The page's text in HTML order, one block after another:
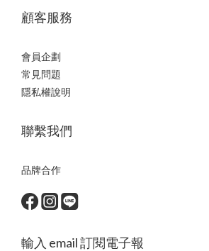
顧客服務
會員企劃
常見問題
隱私權說明
聯繫我們
品牌合作
輸入 email 訂閱電子報